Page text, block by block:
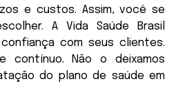
e custos. Assim, você se
A Vida Saúde Brasil
com seus clientes.
contínuo. Não o deixamos
do plano de saúde em